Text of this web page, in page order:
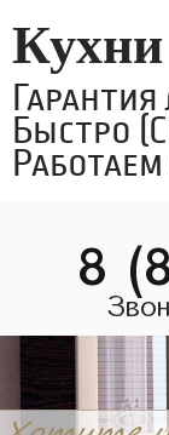
Быстро
Работаем
8